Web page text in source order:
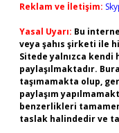
Reklam ve İletişim:
Yasal Uyarı: Bu
veya şahıs şirketi ile
Sitede yalnızca kendi
paylaşılmaktadır.
taşımamakta olup,
paylaşım
benzerlikleri
taslak halindedir ve